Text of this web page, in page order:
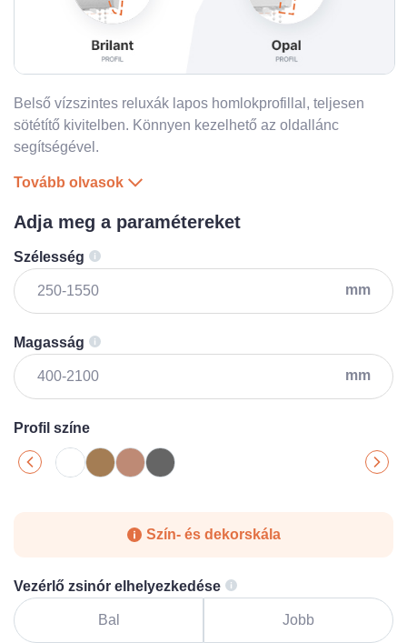
Belső vízszintes reluxák lapos homlokprofillal, teljesen
sötétítő kivitelben. Könnyen kezelhető az oldallánc
segítségével.
Tovább olvasok
Adja meg a paramétereket
Szélesség
mm
Magasság
mm
Profil színe
Szín- és dekorskála
Vezérlő zsinór elhelyezkedése
Bal Jobb